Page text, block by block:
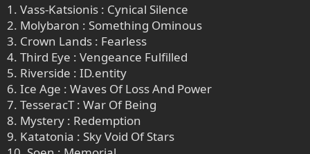
1. Vass-Katsionis : Cynical Silence
2. Molybaron : Something Ominous
3. Crown Lands : Fearless
4. Third Eye : Vengeance Fulfilled
5. Riverside : ID.entity
6. Ice Age : Waves Of Loss And Power
7. TesseracT : War Of Being
8. Mystery : Redemption
9. Katatonia : Sky Void Of Stars